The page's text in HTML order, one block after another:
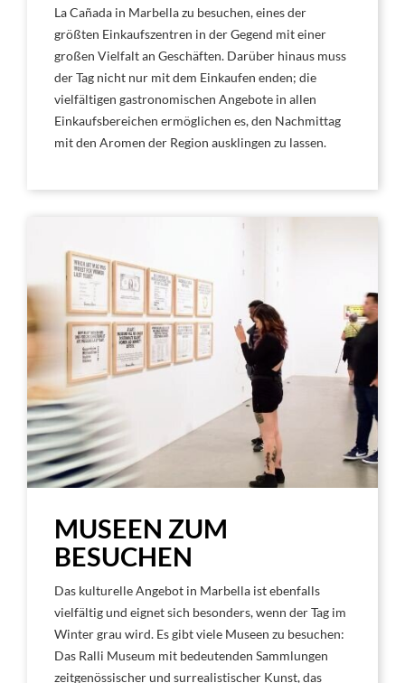
La Cañada in Marbella zu besuchen, eines der
größten Einkaufszentren in der Gegend mit einer
großen Vielfalt an Geschäften. Darüber hinaus muss
der Tag nicht nur mit dem Einkaufen enden; die
vielfältigen gastronomischen Angebote in allen
Einkaufsbereichen ermöglichen es, den Nachmittag
mit den Aromen der Region ausklingen zu lassen.
MUSEEN ZUM
BESUCHEN
Das kulturelle Angebot in Marbella ist ebenfalls
vielfältig und eignet sich besonders, wenn der Tag im
Winter grau wird. Es gibt viele Museen zu besuchen:
Das Ralli Museum mit bedeutenden Sammlungen
zeitgenössischer und surrealistischer Kunst, das